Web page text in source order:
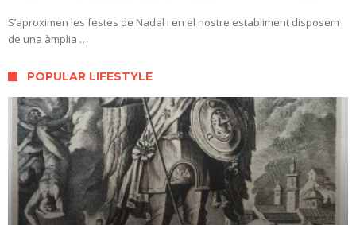
S’aproximen les festes de Nadal i en el nostre establiment disposem
de una àmplia …
POPULAR LIFESTYLE